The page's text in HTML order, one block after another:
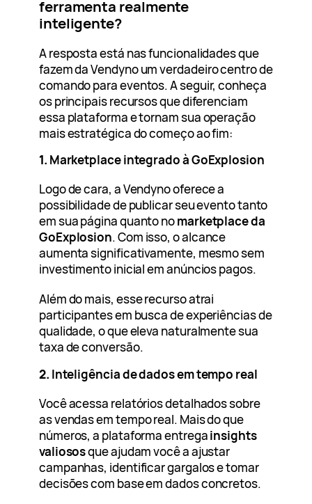
ferramenta realmente
inteligente?
A resposta está nas funcionalidades que
fazem da Vendyno um verdadeiro centro de
comando para eventos. A seguir, conheça
os principais recursos que diferenciam
essa plataforma e tornam sua operação
mais estratégica do começo ao fim:
1. Marketplace integrado à GoExplosion
Logo de cara, a Vendyno oferece a
possibilidade de publicar seu evento tanto
em sua página quanto nomarketplace da
GoExplosion. Com isso, o alcance
aumenta significativamente, mesmo sem
investimento inicial em anúncios pagos.
Além do mais, esse recurso atrai
participantes em busca de experiências de
qualidade, o que eleva naturalmente sua
taxa de conversão.
2. Inteligência de dados em tempo real
Você acessa relatórios detalhados sobre
as vendas em tempo real. Mais do que
números, a plataforma entregainsights
valiososque ajudam você a ajustar
campanhas, identificar gargalos e tomar
decisões com base em dados concretos.